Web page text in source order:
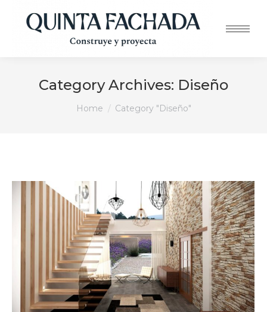
Category Archives: Diseño
You are here:
Home Category "Diseño"